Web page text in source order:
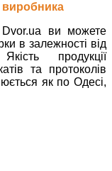
виробника
Dvor.ua ви можете
в залежності від
продукції
та протоколів
як по Одесі,